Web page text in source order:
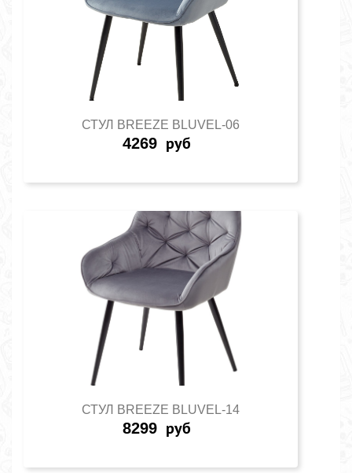
СТУЛ BREEZE BLUVEL-06
4269 руб
СТУЛ BREEZE BLUVEL-14
8299 руб